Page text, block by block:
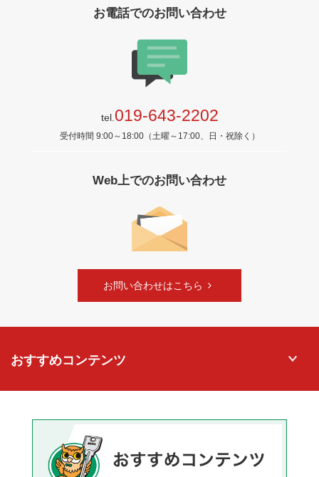
お電話でのお問い合わせ
tel. 019-643-2202
受付時間 9:00～18:00（土曜～17:00、日・祝除く）
Web上でのお問い合わせ
お問い合わせはこちら
おすすめコンテンツ